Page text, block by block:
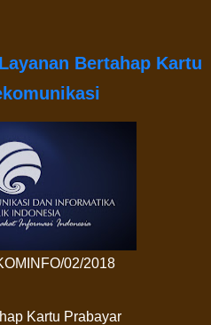
Bertahap Kartu
02/2018
Kartu Prabayar